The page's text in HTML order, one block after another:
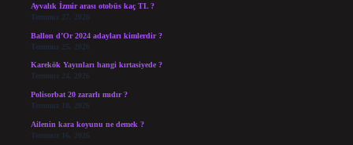
Ayvalık İzmir arası otobüs kaç TL ?
Temmuz 27, 2026
Ballon d’Or 2024 adayları kimlerdir ?
Temmuz 25, 2026
Karekök Yayınları hangi kırtasiyede ?
Temmuz 24, 2026
Polisorbat 20 zararlı mıdır ?
Temmuz 18, 2026
Ailenin kara koyunu ne demek ?
Temmuz 16, 2026